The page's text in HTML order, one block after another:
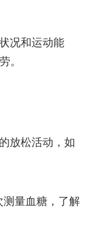
况和运动能
。
放松活动，如
测量血糖，了解